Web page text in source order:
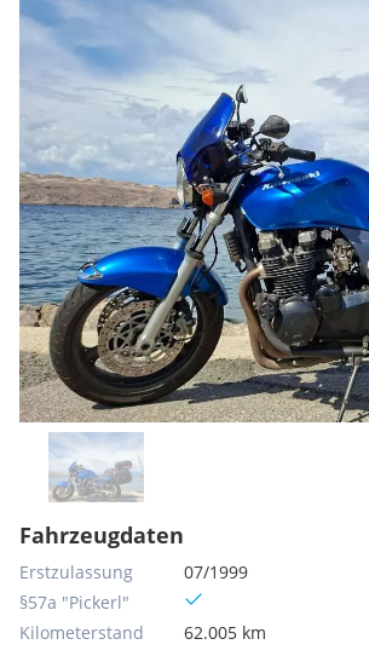
Fahrzeugdaten
Erstzulassung
07/1999
§57a "Pickerl"
Kilometerstand
62.005 km